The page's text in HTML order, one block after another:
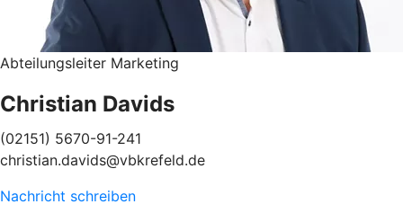
Abteilungsleiter Marketing
Christian Davids
(02151) 5670-91-241
christian.davids@vbkrefeld.de
Nachricht schreiben